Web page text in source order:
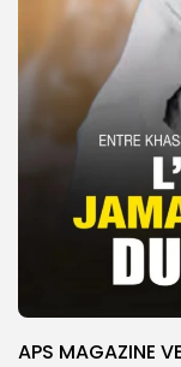
APS MAGAZINE